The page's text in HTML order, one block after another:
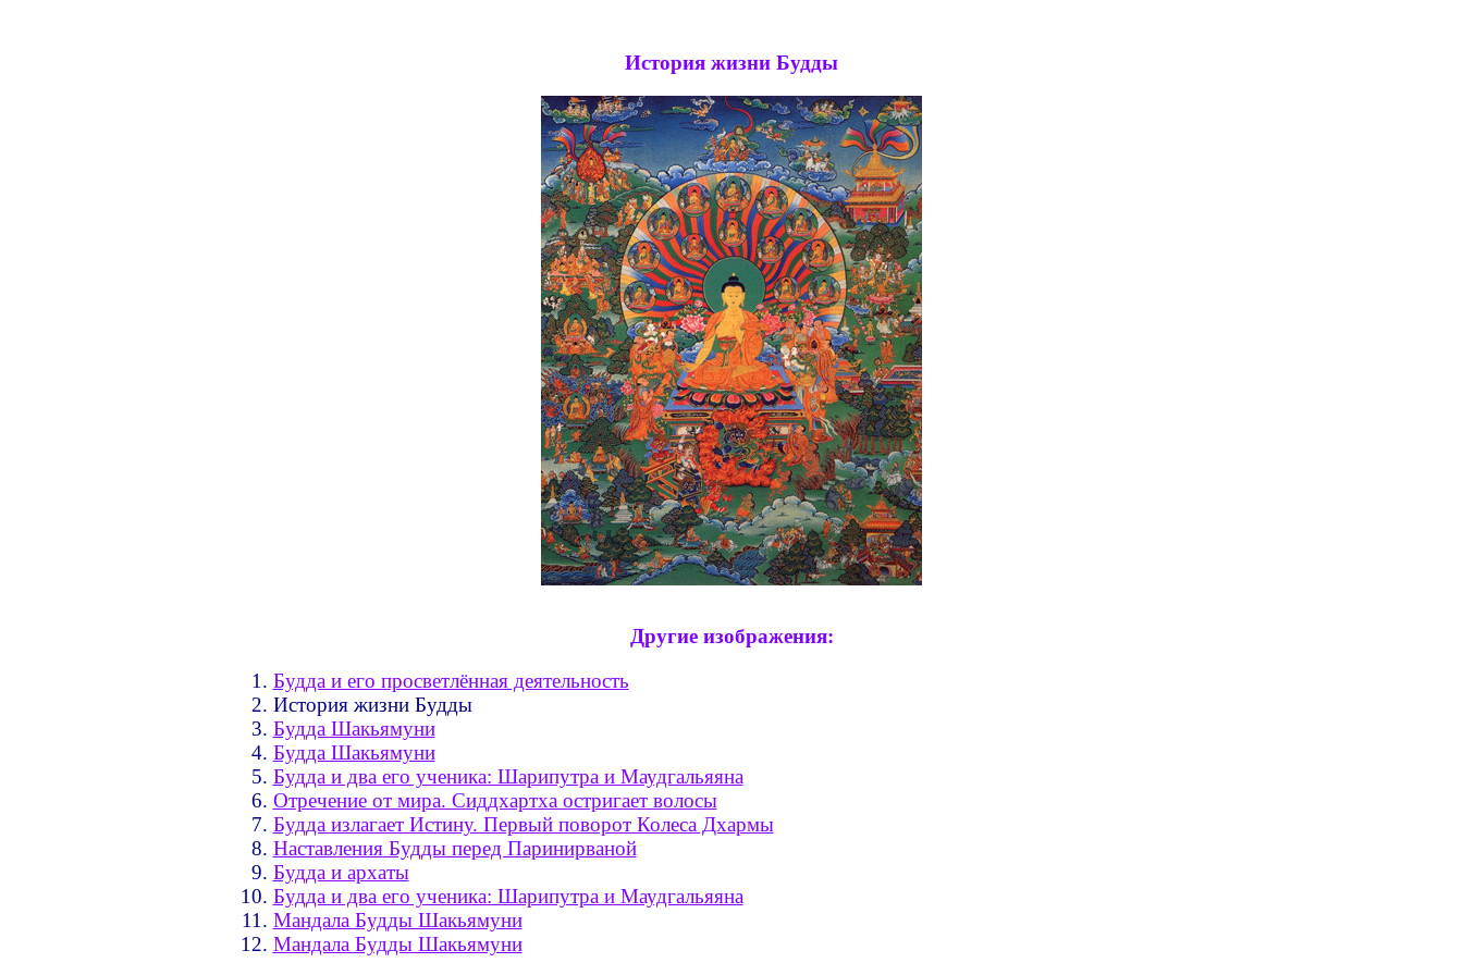
История жизни Будды
Другие изображения:
Будда и его просветлённая деятельность
История жизни Будды
Будда Шакьямуни
Будда Шакьямуни
Будда и два его ученика: Шарипутра и Маудгальяяна
Отречение от мира. Сиддхартха остригает волосы
Будда излагает Истину. Первый поворот Колеса Дхармы
Наставления Будды перед Паринирваной
Будда и архаты
Будда и два его ученика: Шарипутра и Маудгальяяна
Мандала Будды Шакьямуни
Мандала Будды Шакьямуни